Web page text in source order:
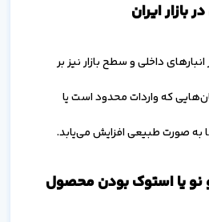
داخلی و سطح بازار نیز بر
که واردات محدود است یا
به صورت طبیعی افزایش می‌یابد.